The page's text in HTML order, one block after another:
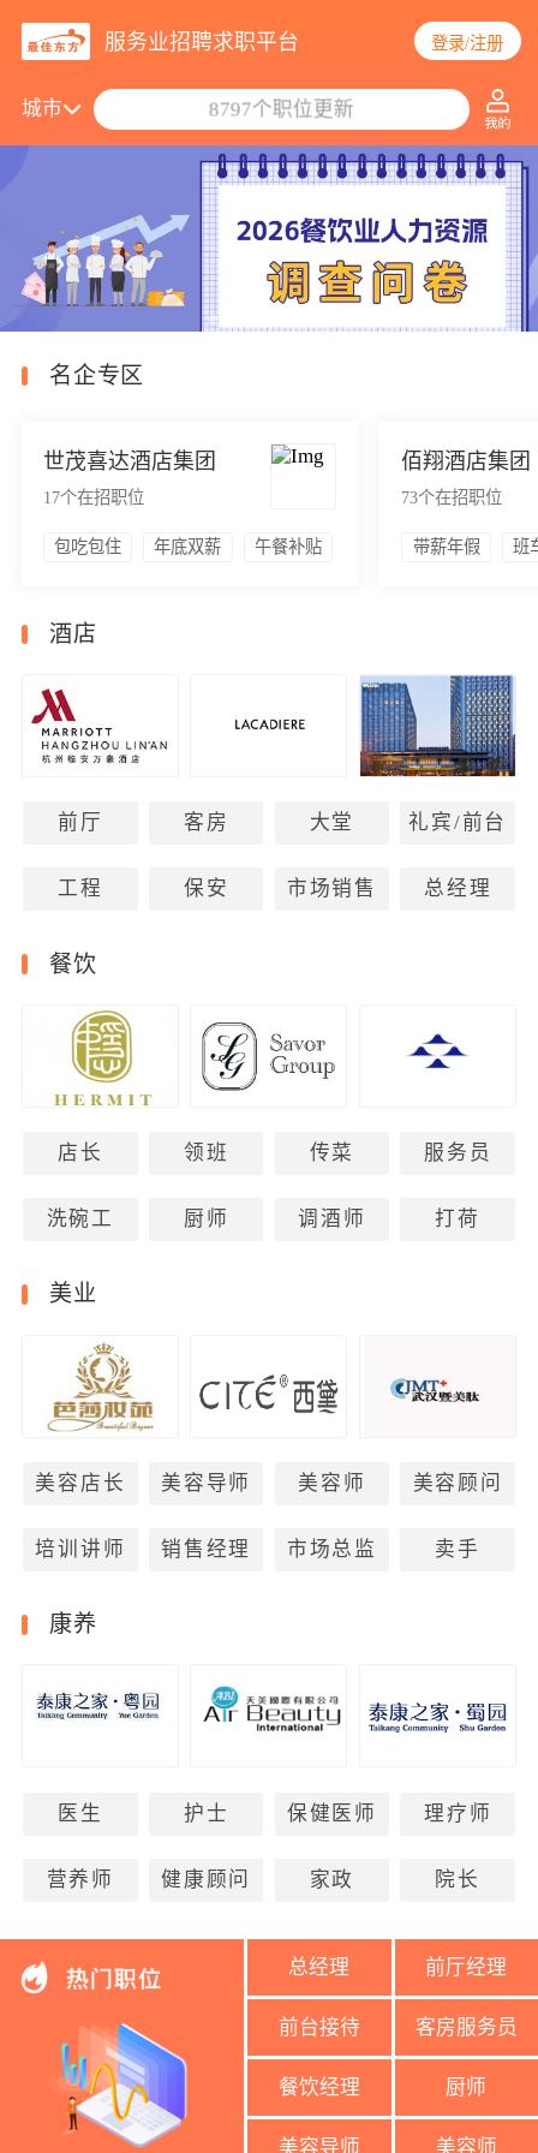
服务业招聘求职平台 登录/注册
城市
8797个职位更新
名企专区
世茂喜达酒店集团
17个在招职位
包吃包住 年底双薪 午餐补贴
佰翔酒店集团
73个在招职位
带薪年假 班
酒店
前厅 客房 大堂 礼宾/前台
工程 保安 市场销售 总经理
餐饮
店长 领班 传菜 服务员
洗碗工 厨师 调酒师 打荷
美业
美容店长 美容导师 美容师 美容顾问
培训讲师 销售经理 市场总监 卖手
康养
医生 护士 保健医师 理疗师
营养师 健康顾问 家政 院长
总经理 前厅经理
前台接待 客房服务员
餐饮经理 厨师
美容导师 美容师